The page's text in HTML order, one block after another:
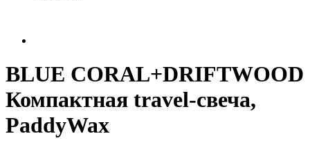
BLUE CORAL+DRIFTWOOD
Компактная travel-свеча,
PaddyWax